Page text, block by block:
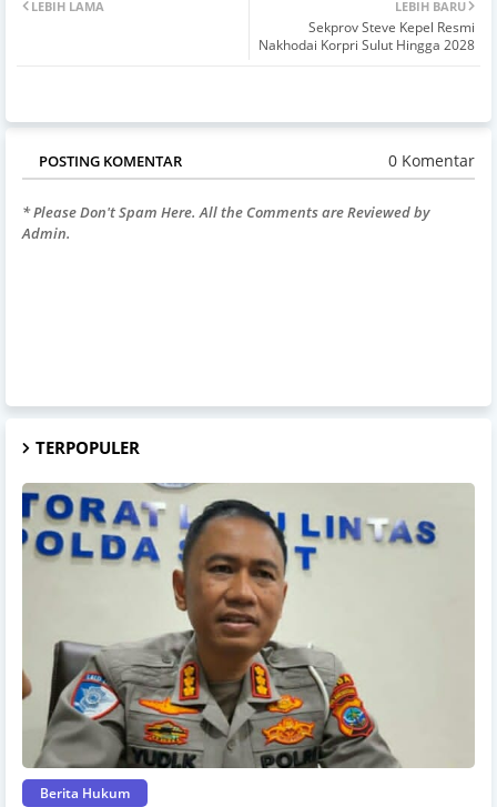
LEBIH BARU
Sekprov Steve Kepel Resmi
Nakhodai Korpri Sulut Hingga 2028
LEBIH LAMA
POSTING KOMENTAR 0 Komentar
* Please Don't Spam Here. All the Comments are Reviewed by
Admin.
TERPOPULER
Berita Hukum